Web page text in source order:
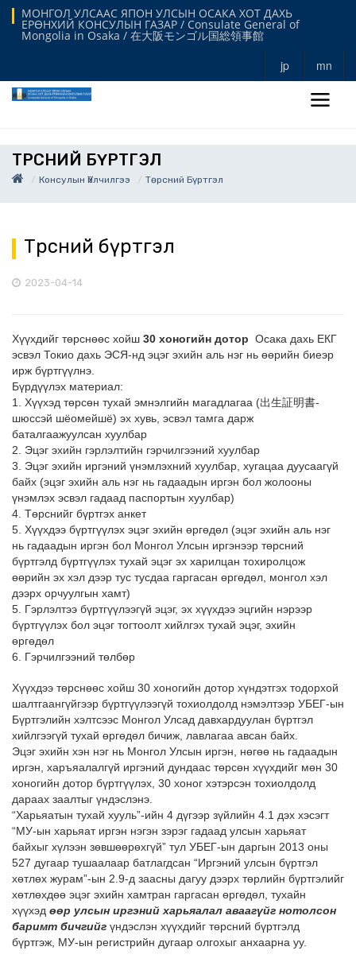
МОНГОЛ УЛСААС ЯПОН УЛСЫН ОСАКА ХОТ ДАХЬ
ЕРӨНХИЙ КОНСУЛЫН ГАЗАР / Consulate General of
Mongolia in Osaka / 在大阪モンゴル国総領事館
jp mn
ТӨРСНИЙ БҮРТГЭЛ
Консулын Үйлчилгээ Төрсний Бүртгэл
Төрсний бүртгэл
2023-04-14
Хүүхдийг төрснөөс хойш 30 хоногийн дотор Осака дахь ЕКГ
эсвэл Токио дахь ЭСЯ-нд эцэг эхийн аль нэг нь өөрийн биеэр
ирж бүртгүүлнэ.
Бүрдүүлэх материал:
1. Хүүхэд төрсөн тухай эмнэлгийн магадлагаа (出生証明書-
шюссэй шёомейшё) эх хувь, эсвэл тамга дарж
баталгаажуулсан хуулбар
2. Эцэг эхийн гэрлэлтийн гэрчилгээний хуулбар
3. Эцэг эхийн иргэний үнэмлэхний хуулбар, хугацаа дуусаагүй
байх (эцэг эхийн аль нэг нь гадаадын иргэн бол жолооны
үнэмлэх эсвэл гадаад паспортын хуулбар)
4. Төрснийг бүртгэх анкет
5. Хүүхдээ бүртгүүлэх эцэг эхийн өргөдөл (эцэг эхийн аль нэг
нь гадаадын иргэн бол Монгол Улсын иргэнээр төрсний
бүртгэлд бүртгүүлэх тухай эцэг эх харилцан тохиролцож
өөрийн эх хэл дээр тус тусдаа гаргасан өргөдөл, монгол хэл
дээрх орчуулгын хамт)
5. Гэрлэлтээ бүртгүүлээгүй эцэг, эх хүүхдээ эцгийн нэрээр
бүртгүүлэх бол эцэг тогтоолт хийлгэх тухай эцэг, эхийн
өргөдөл
6. Гэрчилгээний төлбөр
Хүүхдээ төрснөөс хойш 30 хоногийн дотор хүндэтгэх тодорхой
шалтгаангүйгээр бүртгүүлээгүй тохиолдолд нэмэлтээр УБЕГ-ын
Бүртгэлийн хэлтсээс Монгол Улсад давхардуулан бүртгэл
хийлгээгүй тухай өргөдөл бичиж, лавлагаа авсан байх.
Эцэг эхийн хэн нэг нь Монгол Улсын иргэн, нөгөө нь гадаадын
иргэн, харъяалалгүй иргэний дундаас төрсөн хүүхдийг мөн 30
хоногийн дотор бүртгүүлэх, 30 хоног хэтэрсэн тохиолдолд
дараах заалтыг үндэслэнэ.
“Харьяатын тухай хууль”-ийн 4 дүгээр зүйлийн 4.1 дэх хэсэгт
“МУ-ын харьяат иргэн нэгэн зэрэг гадаад улсын харьяат
байхыг хүлээн зөвшөөрөхгүй” тул УБЕГ-ын даргын 2013 оны
527 дугаар тушаалаар батлагдсан “Иргэний улсын бүртгэл
хөтлөх журам”-ын 2.9-д заасны дагуу дээрх төрлийн бүртгэлийг
хөтлөхдөө эцэг эхийн хамтран гаргасан өргөдөл, тухайн
хүүхэд өөр улсын иргэний харьяалал аваагүйг нотолсон
баримт бичгийг үндэслэн хүүхдийг төрсний бүртгэлд
бүртгэж, МУ-ын регистрийн дугаар олгохыг анхаарна уу.